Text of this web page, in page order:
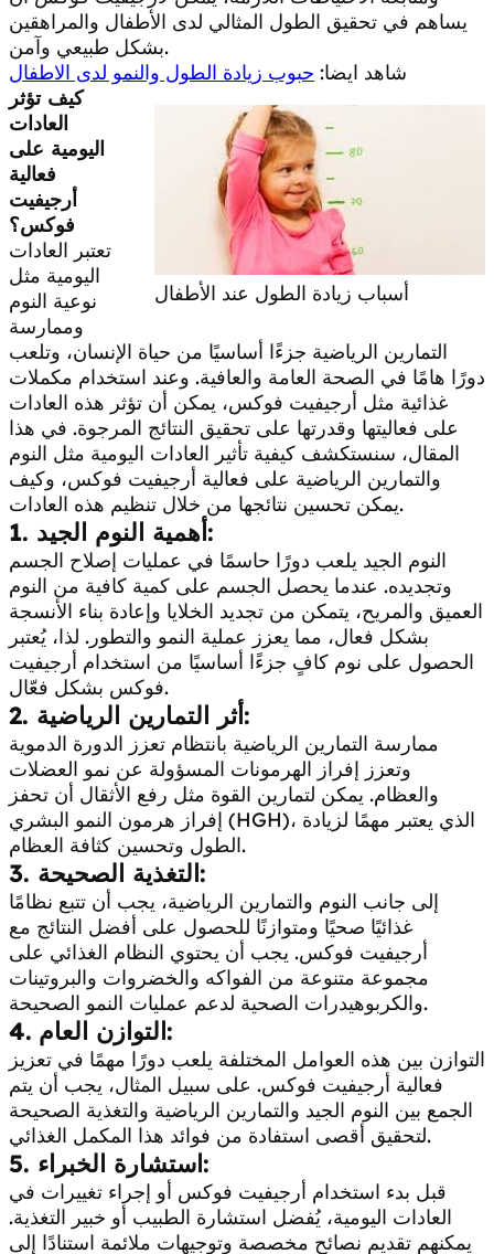
يساهم في تحقيق الطول المثالي لدى الأطفال والمراهقين
بشكل طبيعي وآمن.
شاهد ايضا: حبوب زيادة الطول والنمو لدى الاطفال
أسباب زيادة الطول عند الأطفال
كيف تؤثر
العادات
اليومية على
فعالية
أرجيفيت
فوكس؟
تعتبر العادات
اليومية مثل
نوعية النوم
وممارسة
التمارين الرياضية جزءًا أساسيًا من حياة الإنسان، وتلعب
دورًا هامًا في الصحة العامة والعافية. وعند استخدام مكملات
غذائية مثل أرجيفيت فوكس، يمكن أن تؤثر هذه العادات
على فعاليتها وقدرتها على تحقيق النتائج المرجوة. في هذا
المقال، سنستكشف كيفية تأثير العادات اليومية مثل النوم
والتمارين الرياضية على فعالية أرجيفيت فوكس، وكيف
يمكن تحسين نتائجها من خلال تنظيم هذه العادات.
1. أهمية النوم الجيد:
النوم الجيد يلعب دورًا حاسمًا في عمليات إصلاح الجسم
وتجديده. عندما يحصل الجسم على كمية كافية من النوم
العميق والمريح، يتمكن من تجديد الخلايا وإعادة بناء الأنسجة
بشكل فعال، مما يعزز عملية النمو والتطور. لذا، يُعتبر
الحصول على نوم كافٍ جزءًا أساسيًا من استخدام أرجيفيت
فوكس بشكل فعّال.
2. أثر التمارين الرياضية:
ممارسة التمارين الرياضية بانتظام تعزز الدورة الدموية
وتعزز إفراز الهرمونات المسؤولة عن نمو العضلات
والعظام. يمكن لتمارين القوة مثل رفع الأثقال أن تحفز
إفراز هرمون النمو البشري (HGH)، الذي يعتبر مهمًا لزيادة
الطول وتحسين كثافة العظام.
3. التغذية الصحيحة:
إلى جانب النوم والتمارين الرياضية، يجب أن تتبع نظامًا
غذائيًا صحيًا ومتوازنًا للحصول على أفضل النتائج مع
أرجيفيت فوكس. يجب أن يحتوي النظام الغذائي على
مجموعة متنوعة من الفواكه والخضروات والبروتينات
والكربوهيدرات الصحية لدعم عمليات النمو الصحيحة.
4. التوازن العام:
التوازن بين هذه العوامل المختلفة يلعب دورًا مهمًا في تعزيز
فعالية أرجيفيت فوكس. على سبيل المثال، يجب أن يتم
الجمع بين النوم الجيد والتمارين الرياضية والتغذية الصحيحة
لتحقيق أقصى استفادة من فوائد هذا المكمل الغذائي.
5. استشارة الخبراء:
قبل بدء استخدام أرجيفيت فوكس أو إجراء تغييرات في
العادات اليومية، يُفضل استشارة الطبيب أو خبير التغذية.
يمكنهم تقديم نصائح مخصصة وتوجيهات ملائمة استنادًا إلى